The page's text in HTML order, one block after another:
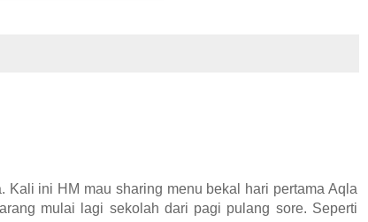
ini HM mau sharing menu bekal hari pertama Aqla
mulai lagi sekolah dari pagi pulang sore. Seperti